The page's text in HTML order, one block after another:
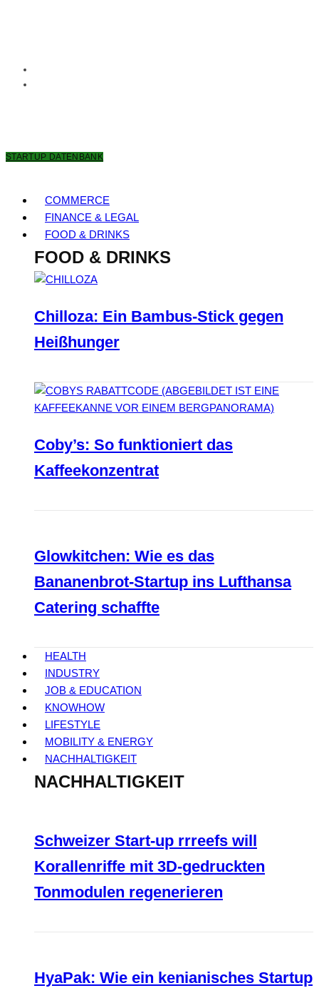
STARTUP DATENBANK
COMMERCE
FINANCE & LEGAL
FOOD & DRINKS
FOOD & DRINKS
Chilloza: Ein Bambus-Stick gegen
Heißhunger
Coby’s: So funktioniert das
Kaffeekonzentrat
Glowkitchen: Wie es das
Bananenbrot-Startup ins Lufthansa
Catering schaffte
HEALTH
INDUSTRY
JOB & EDUCATION
KNOWHOW
LIFESTYLE
MOBILITY & ENERGY
NACHHALTIGKEIT
NACHHALTIGKEIT
Schweizer Start-up rrreefs will
Korallenriffe mit 3D-gedruckten
Tonmodulen regenerieren
HyaPak: Wie ein kenianisches Startup